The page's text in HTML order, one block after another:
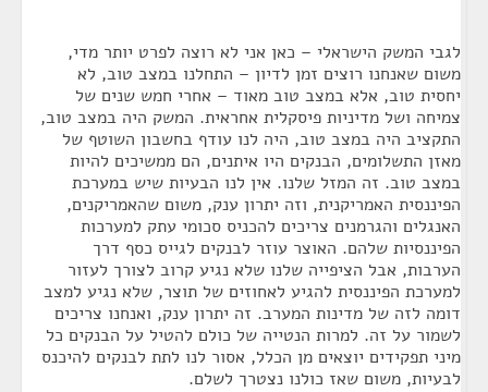
לגבי המשק הישראלי – כאן אני לא רוצה לפרט יותר מדי,
משום שאנחנו רוצים זמן לדיון – התחלנו במצב טוב, לא
יחסית טוב, אלא במצב טוב מאוד – אחרי חמש שנים של
צמיחה ושל מדיניות פיסקלית אחראית. המשק היה במצב טוב,
התקציב היה במצב טוב, היה לנו עודף בחשבון השוטף של
מאזן התשלומים, הבנקים היו איתנים, הם ממשיכים להיות
במצב טוב. זה המזל שלנו. אין לנו הבעיות שיש במערכת
הפיננסית האמריקנית, וזה יתרון ענק, משום שהאמריקנים,
האנגלים והגרמנים צריכים להכניס סכומי עתק למערכות
הפיננסיות שלהם. האוצר עוזר לבנקים לגייס כסף דרך
הערבות, אבל הציפייה שלנו שלא נגיע קרוב לצורך לעזור
למערכת הפיננסית להגיע לאחוזים של תוצר, שלא נגיע למצב
דומה לזה של מדינות המערב. זה יתרון ענק, ואנחנו צריכים
לשמור על זה. למרות הנטייה של כולם להטיל על הבנקים כל
מיני תפקידים יוצאים מן הכלל, אסור לנו לתת לבנקים להיכנס
לבעיות, משום שאז כולנו נצטרך לשלם.